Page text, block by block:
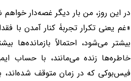
در این روز، من بار دیگر غصه‌دار
«غم یعنی تکرار تجربۀ کنار آمدن با
بیشتر می‌شود، احتمالاً
خاطره‌ها زنده می‌مانند، با حساب
فیس‌بوکی که در زمان متوقف شده‌اند،